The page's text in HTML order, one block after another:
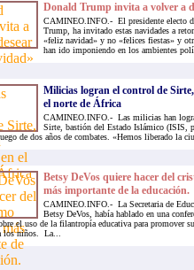
Donald Trump invita a volver a
CAMINEO.INFO.- El presidente electo
Trump, ha invitado estas navidades a
«feliz navidad» y no «felices fiestas» y
han ido imponiendo en los ambientes
Milicias logran el control de
el norte de África
CAMINEO.INFO.- Las milicias han
Sirte, bastión del Estado Islámico (ISIS,
de dos años de combates. «Hemos liberado la
Betsy DeVos quiere hacer del
más importante de la educación.
CAMINEO.INFO.- La Secretaria de
Betsy DeVos, había hablado en una
el uso de la filantropía educativa para promover
los niños. La...